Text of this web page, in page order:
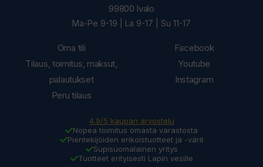
Oma tili
Tilaus, toimitus, maksut,
palautukset
Peru tilaus
99800 Ivalo
Ma-Pe 9-19 | La 9-17 | Su 11-17
Facebook
Youtube
Instagram
4.9/5 kaupan arvostelu
Nopea toimitus omasta varastosta
Pientekijöiden erikoistuotteet ja -värit
Supisuomalainen yritys
Tuotteet erityisesti Lapin vesille